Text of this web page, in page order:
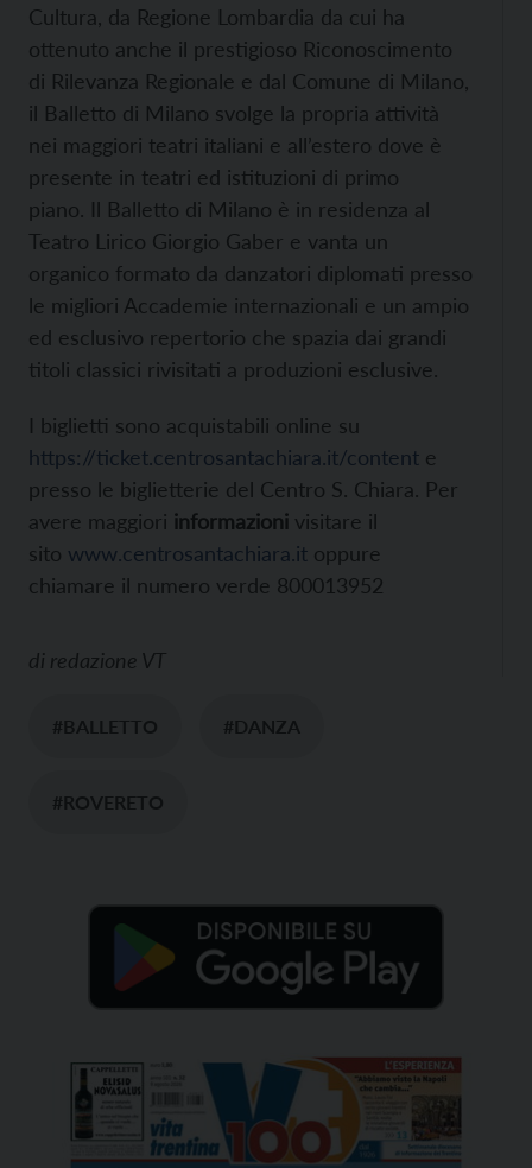
Cultura, da Regione Lombardia da cui ha
ottenuto anche il prestigioso Riconoscimento
di Rilevanza Regionale e dal Comune di Milano,
il Balletto di Milano svolge la propria attività
nei maggiori teatri italiani e all’estero dove è
presente in teatri ed istituzioni di primo
piano. Il Balletto di Milano è in residenza al
Teatro Lirico Giorgio Gaber e vanta un
organico formato da danzatori diplomati presso
le migliori Accademie internazionali e un ampio
ed esclusivo repertorio che spazia dai grandi
titoli classici rivisitati a produzioni esclusive.
I biglietti sono acquistabili online su
https://ticket.centrosantachiara.it/content e
presso le biglietterie del Centro S. Chiara. Per
avere maggiori informazioni visitare il
sito www.centrosantachiara.it oppure
chiamare il numero verde 800013952
di redazione VT
#BALLETTO #DANZA
#ROVERETO